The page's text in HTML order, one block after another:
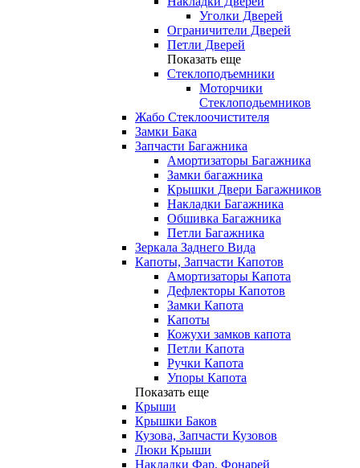
Уголки Дверей
Ограничители Дверей
Петли Дверей
Показать еще
Стеклоподъемники
Моторчики
Стеклоподьемников
Жабо Стеклоочистителя
Замки Бака
Запчасти Багажника
Амортизаторы Багажника
Замки багажника
Крышки Двери Багажников
Накладки Багажника
Обшивка Багажника
Петли Багажника
Зеркала Заднего Вида
Капоты, Запчасти Капотов
Амортизаторы Капота
Дефлекторы Капотов
Замки Капота
Капоты
Кожухи замков капота
Петли Капота
Ручки Капота
Упоры Капота
Показать еще
Крыши
Крышки Баков
Кузова, Запчасти Кузовов
Люки Крыши
Накладки Фар, Фонарей